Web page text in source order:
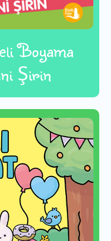
Boyama
Şirin